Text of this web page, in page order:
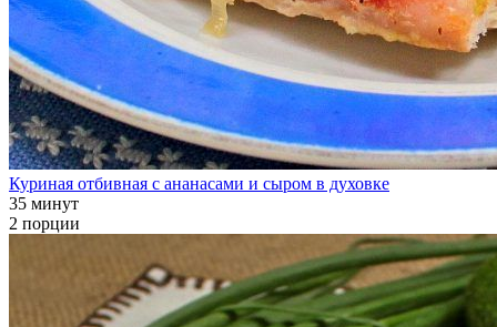
Куриная отбивная с ананасами и сыром в духовке
35 минут
2 порции